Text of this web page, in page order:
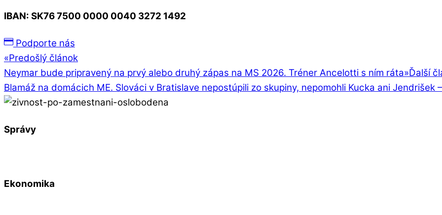
IBAN: SK76 7500 0000 0040 3272 1492
Podporte nás
«Predošlý článok
Neymar bude pripravený na prvý alebo druhý zápas na MS 2026. Tréner Ancelotti s ním ráta»Ďalší
Blamáž na domácich ME. Slováci v Bratislave nepostúpili zo skupiny, nepomohli Kucka ani Jendrišek
Správy
Ekonomika